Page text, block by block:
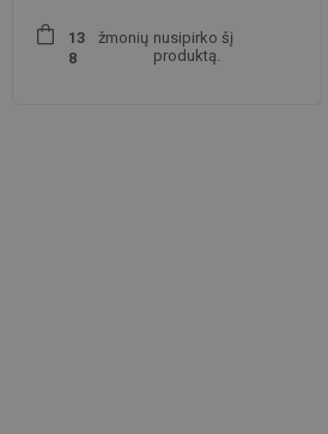
1 3
8
žmonių nusipirko šį
produktą.